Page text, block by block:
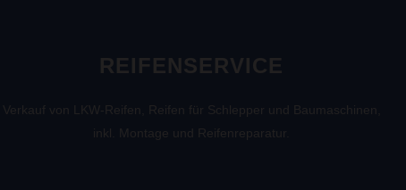
REIFENSERVICE
Verkauf von LKW-Reifen, Reifen für Schlepper und Baumaschinen,
inkl. Montage und Reifenreparatur.